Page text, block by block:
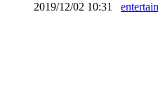
2019/12/02 10:31